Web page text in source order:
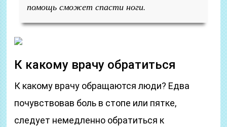
помощь сможет спасти ноги.
К какому врачу обратиться
К какому врачу обращаются люди? Едва
почувствовав боль в стопе или пятке,
следует немедленно обратиться к